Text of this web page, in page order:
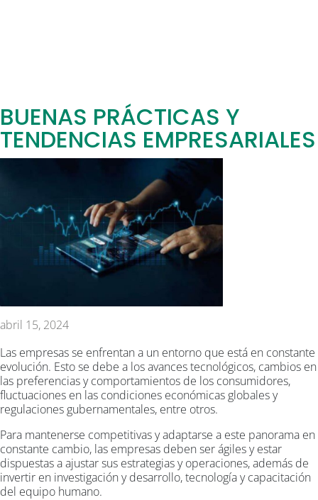
BUENAS PRÁCTICAS Y
TENDENCIAS EMPRESARIALES
abril 15, 2024
Las empresas se enfrentan a un entorno que está en constante
evolución. Esto se debe a los avances tecnológicos, cambios en
las preferencias y comportamientos de los consumidores,
fluctuaciones en las condiciones económicas globales y
regulaciones gubernamentales, entre otros.
Para mantenerse competitivas y adaptarse a este panorama en
constante cambio, las empresas deben ser ágiles y estar
dispuestas a ajustar sus estrategias y operaciones, además de
invertir en investigación y desarrollo, tecnología y capacitación
del equipo humano.